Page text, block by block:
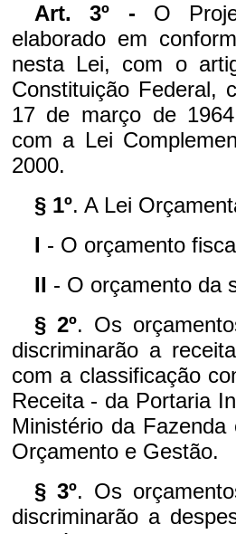
Art. 3º - O
elaborado em
nesta Lei, com o
Constituição Federal,
17 de março de
com a Lei
2000.
§ 1º. A Lei
I - O orçamento
II - O orçamento da
§ 2º. Os
discriminarão a
com a classificação
Receita - da Portaria
Ministério da
Orçamento e Gestão.
§ 3º. Os
discriminarão a